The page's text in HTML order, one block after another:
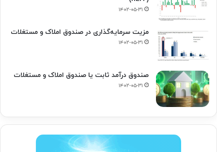
۱۴۰۲-۰۵-۳۱
مزیت سرمایه‌گذاری در صندوق املاک و مستغلات
۱۴۰۲-۰۵-۳۱
صندوق درآمد ثابت یا صندوق املاک و مستغلات
۱۴۰۲-۰۵-۳۱